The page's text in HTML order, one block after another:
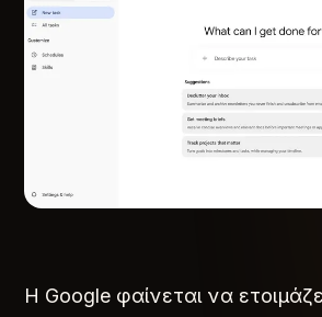
Η Google φαίνεται να